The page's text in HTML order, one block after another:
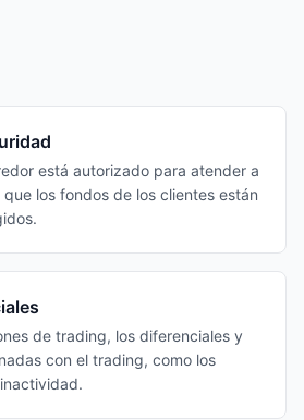
está autorizado para atender a
los fondos de los clientes están
de trading, los diferenciales y
con el trading, como los